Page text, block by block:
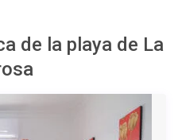
de la playa de La